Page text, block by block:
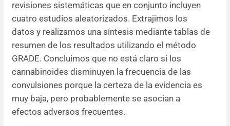
Resúmenes de congresos
Noticias
revisiones sistemáticas que en conjunto incluyen
cuatro estudios aleatorizados. Extrajimos los
datos y realizamos una síntesis mediante tablas de
resumen de los resultados utilizando el método
GRADE. Concluimos que no está claro si los
cannabinoides disminuyen la frecuencia de las
convulsiones porque la certeza de la evidencia es
muy baja, pero probablemente se asocian a
efectos adversos frecuentes.